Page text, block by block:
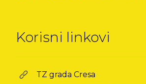
Korisni linkovi
TZ grada Cresa